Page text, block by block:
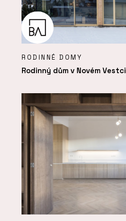
RODINNÉ DOMY
Rodinný dům v Novém Vestci